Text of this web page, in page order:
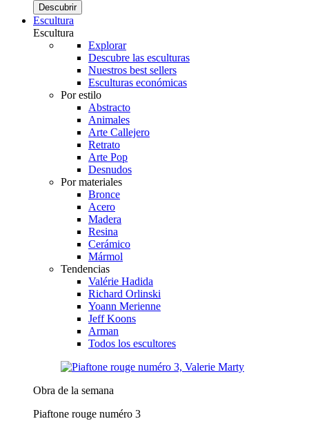
Descubrir
Escultura
Escultura
Explorar
Descubre las esculturas
Nuestros best sellers
Esculturas económicas
Por estilo
Abstracto
Animales
Arte Callejero
Retrato
Arte Pop
Desnudos
Por materiales
Bronce
Acero
Madera
Resina
Cerámico
Mármol
Tendencias
Valérie Hadida
Richard Orlinski
Yoann Merienne
Jeff Koons
Arman
Todos los escultores
Obra de la semana
Piaftone rouge numéro 3